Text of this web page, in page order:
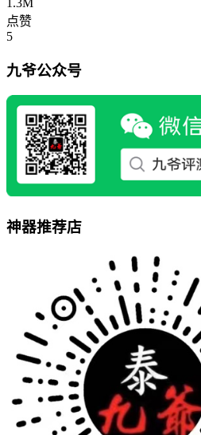
点赞
5
九爷公众号
神器推荐店